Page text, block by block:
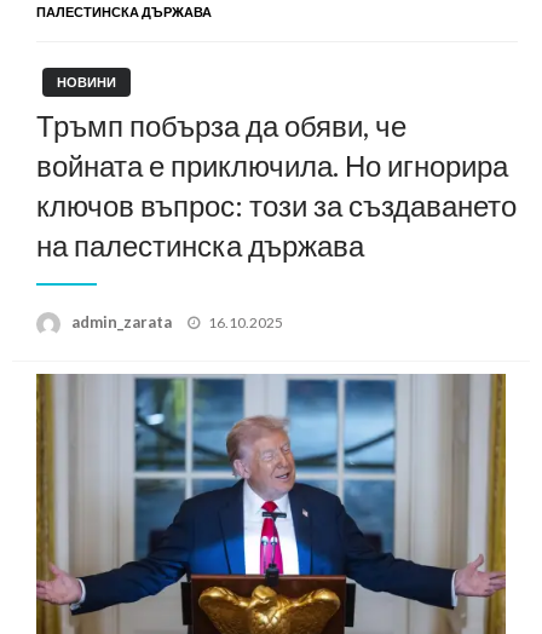
ПАЛЕСТИНСКА ДЪРЖАВА
НОВИНИ
Тръмп побърза да обяви, че
войната е приключила. Но игнорира
ключов въпрос: този за създаването
на палестинска държава
admin_zarata
Posted
16.10.2025